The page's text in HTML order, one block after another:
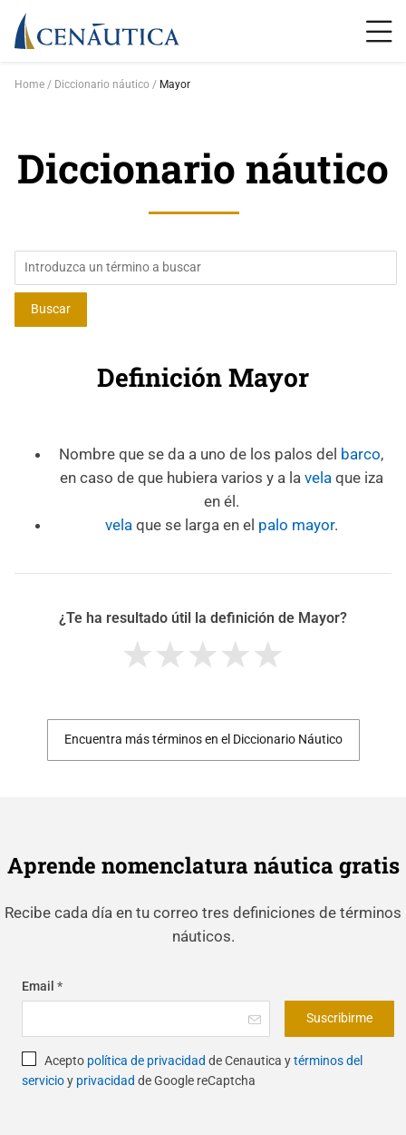
Home Diccionario náutico Mayor
Diccionario náutico
Definición Mayor
Nombre que se da a uno de los palos del barco,
en caso de que hubiera varios y a la velaque iza
en él.
velaque se larga en el palo mayor.
¿Te ha resultado útil la definición de Mayor?
Encuentra más términos en el Diccionario Náutico
Aprende nomenclatura náutica gratis
Recibe cada día en tu correo tres definiciones de términos
náuticos.
Email *
Suscribirme
Acepto política de privacidad de Cenautica ytérminos del
servicioy privacidad de Google reCaptcha